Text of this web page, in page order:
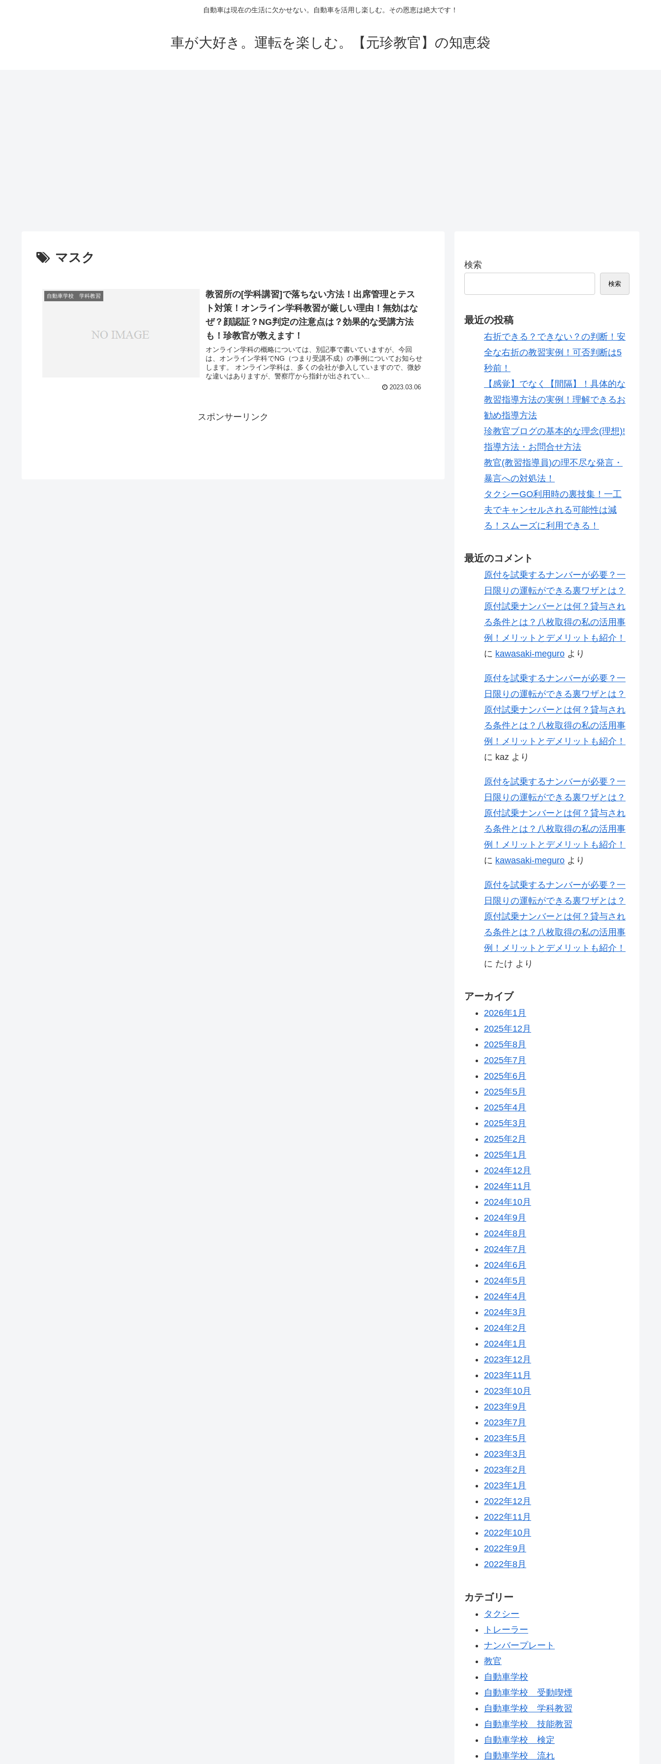
自動車は現在の生活に欠かせない。自動車を活用し楽しむ。その恩恵は絶大です！
車が大好き。運転を楽しむ。【元珍教官】の知恵袋
マスク
自動車学校 学科教習
教習所の[学科講習]で落ちない方法！出席管理とテス
ト対策！オンライン学科教習が厳しい理由！無効はな
ぜ？顔認証？NG判定の注意点は？効果的な受講方法
も！珍教官が教えます！
オンライン学科の概略については、別記事で書いていますが、今回
は、オンライン学科でNG（つまり受講不成）の事例についてお知らせ
します。 オンライン学科は、多くの会社が参入していますので、微妙
な違いはありますが、警察庁から指針が出されてい...
2023.03.06
スポンサーリンク
検索
検索
最近の投稿
右折できる？できない？の判断！安
全な右折の教習実例！可否判断は5
秒前！
【感覚】でなく【間隔】！具体的な
教習指導方法の実例！理解できるお
勧め指導方法
珍教官ブログの基本的な理念(理想)!
指導方法・お問合せ方法
教官(教習指導員)の理不尽な発言・
暴言への対処法！
タクシーGO利用時の裏技集！一工
夫でキャンセルされる可能性は減
る！スムーズに利用できる！
最近のコメント
原付を試乗するナンバーが必要？一
日限りの運転ができる裏ワザとは？
原付試乗ナンバーとは何？貸与され
る条件とは？八枚取得の私の活用事
例！メリットとデメリットも紹介！
に kawasaki-meguro より
原付を試乗するナンバーが必要？一
日限りの運転ができる裏ワザとは？
原付試乗ナンバーとは何？貸与され
る条件とは？八枚取得の私の活用事
例！メリットとデメリットも紹介！
に kaz より
原付を試乗するナンバーが必要？一
日限りの運転ができる裏ワザとは？
原付試乗ナンバーとは何？貸与され
る条件とは？八枚取得の私の活用事
例！メリットとデメリットも紹介！
に kawasaki-meguro より
原付を試乗するナンバーが必要？一
日限りの運転ができる裏ワザとは？
原付試乗ナンバーとは何？貸与され
る条件とは？八枚取得の私の活用事
例！メリットとデメリットも紹介！
に たけ より
アーカイブ
2026年1月
2025年12月
2025年8月
2025年7月
2025年6月
2025年5月
2025年4月
2025年3月
2025年2月
2025年1月
2024年12月
2024年11月
2024年10月
2024年9月
2024年8月
2024年7月
2024年6月
2024年5月
2024年4月
2024年3月
2024年2月
2024年1月
2023年12月
2023年11月
2023年10月
2023年9月
2023年7月
2023年5月
2023年3月
2023年2月
2023年1月
2022年12月
2022年11月
2022年10月
2022年9月
2022年8月
カテゴリー
タクシー
トレーラー
ナンバープレート
教官
自動車学校
自動車学校 受動喫煙
自動車学校 学科教習
自動車学校 技能教習
自動車学校 検定
自動車学校 流れ